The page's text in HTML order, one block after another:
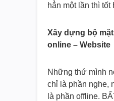
hẳn một lần thì tốt
Xây dựng bộ
online – Website
Những thứ mình
chỉ là phần nghe,
là phần offline.